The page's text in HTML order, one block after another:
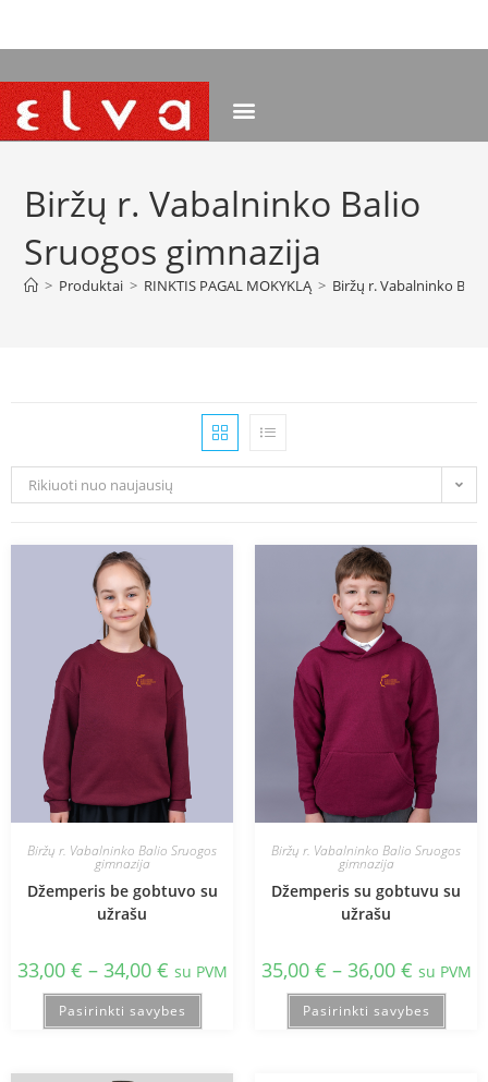
Biržų r. Vabalninko Balio
Sruogos gimnazija
> Produktai > RINKTIS PAGAL MOKYKLĄ > Biržų r. Vabalninko
Rikiuoti nuo naujausių
Biržų r. Vabalninko Balio Sruogos
gimnazija
Džemperis be gobtuvo su
užrašu
33,00 € – 34,00 € su PVM
Pasirinkti savybes
Biržų r. Vabalninko Balio Sruogos
gimnazija
Džemperis su gobtuvu su
užrašu
35,00 € – 36,00 € su PVM
Pasirinkti savybes